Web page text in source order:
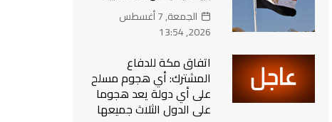
الجمعة, 7 أغسطس
2026, 13:54
‏اتفاق مكة للدفاع
المشترك: أي هجوم مسلح
على أي دولة يعد هجوما
على الدول الثلاث جميعها